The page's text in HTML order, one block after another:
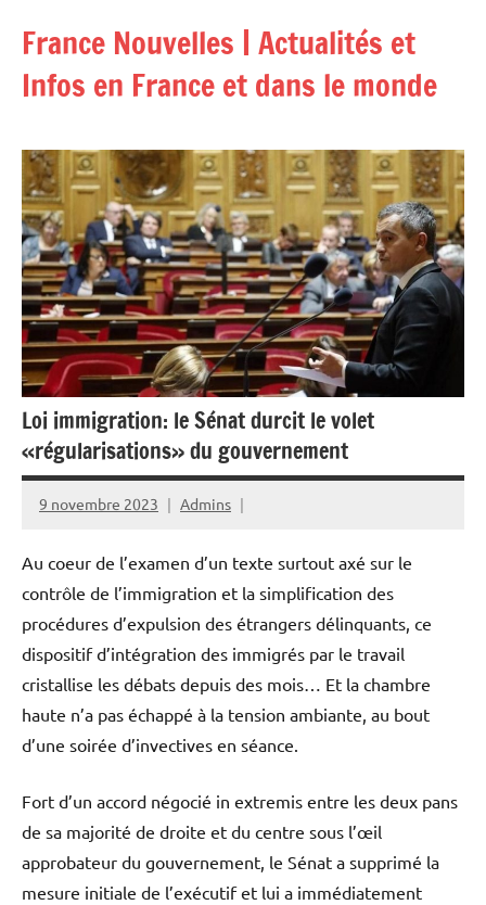
contenu
France Nouvelles | Actualités et
Infos en France et dans le monde
Loi immigration: le Sénat durcit le volet
«régularisations» du gouvernement
9 novembre 2023 Admins
Au coeur de l’examen d’un texte surtout axé sur le
contrôle de l’immigration et la simplification des
procédures d’expulsion des étrangers délinquants, ce
dispositif d’intégration des immigrés par le travail
cristallise les débats depuis des mois… Et la chambre
haute n’a pas échappé à la tension ambiante, au bout
d’une soirée d’invectives en séance.
Fort d’un accord négocié in extremis entre les deux pans
de sa majorité de droite et du centre sous l’œil
approbateur du gouvernement, le Sénat a supprimé la
mesure initiale de l’exécutif et lui a immédiatement